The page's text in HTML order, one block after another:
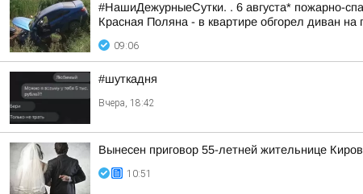
#НашиДежурныеСутки. . 6 августа* пожарно-
Красная Поляна - в квартире обгорел диван
09:06
#шуткадня
Вчера, 18:42
Вынесен приговор 55-летней жительнице
10:51